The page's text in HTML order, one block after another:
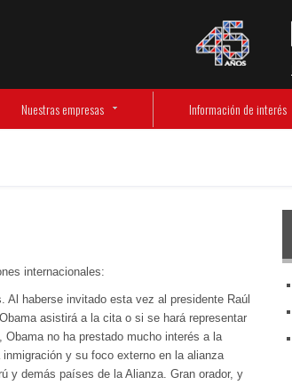
Nuestras empresas Información de interés
internacionales:
Al haberse invitado esta vez al presidente Raúl
asistirá a la cita o si se hará representar
no ha prestado mucho interés a la
y su foco externo en la alianza
y demás países de la Alianza. Gran orador, y